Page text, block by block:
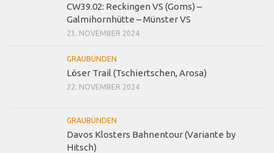
CW39.02: Reckingen VS (Goms) –
Galmihornhütte – Münster VS
23. NOVEMBER 2024
GRAUBÜNDEN
Löser Trail (Tschiertschen, Arosa)
22. NOVEMBER 2024
GRAUBÜNDEN
Davos Klosters Bahnentour (Variante by
Hitsch)